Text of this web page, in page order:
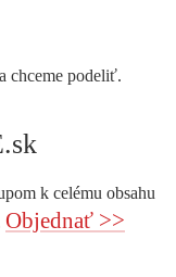
chceme podeliť.
k celému obsahu
Objednať >>